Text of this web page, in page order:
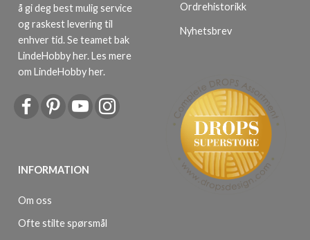
å gi deg best mulig service
og raskest levering til
enhver tid. Se teamet bak
LindeHobby her.Les mere
om LindeHobby her.
INFORMATION
Om oss
Ofte stilte spørsmål
Ordrehistorikk
Nyhetsbrev